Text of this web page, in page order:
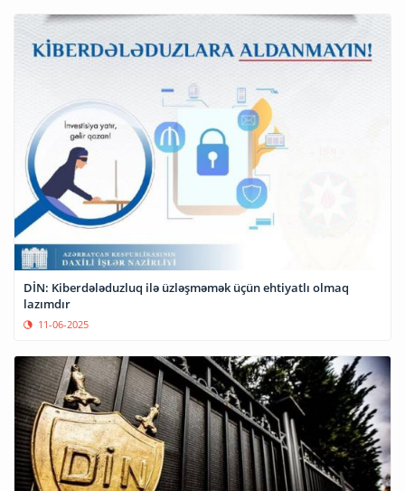
DİN: Kiberdələduzluq ilə üzləşməmək üçün ehtiyatlı olmaq
lazımdır
11-06-2025